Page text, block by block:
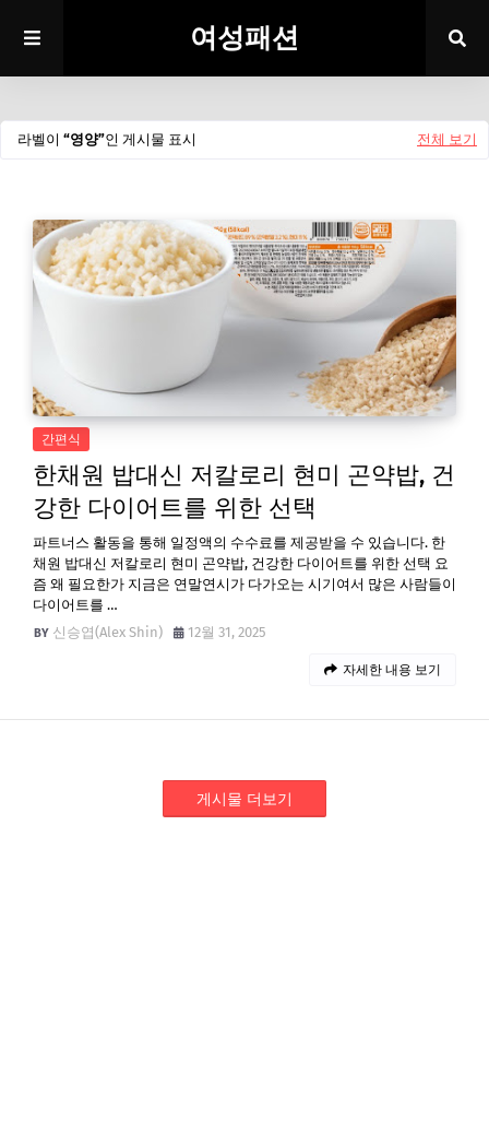
여성패션
라벨이 영양 인 게시물 표시 전체 보기
간편식
한채원 밥대신 저칼로리 현미 곤약밥, 건
강한 다이어트를 위한 선택
파트너스 활동을 통해 일정액의 수수료를 제공받을 수 있습니다. 한
채원 밥대신 저칼로리 현미 곤약밥, 건강한 다이어트를 위한 선택 요
즘 왜 필요한가 지금은 연말연시가 다가오는 시기여서 많은 사람들이
다이어트를 …
신승엽(Alex Shin)
12월 31, 2025
자세한 내용 보기
게시물 더보기